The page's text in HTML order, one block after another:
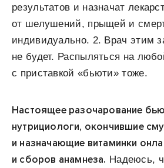
результатов и назначат
от шелушений, прыщей и
индивидуально. 2. Врач этим
не будет. Распыляться на
с приставкой «бьюти» тоже.
Настоящее разочарование
нутрициологи, окончившие
и назначающие витаминки
и сборов анамнеза. Надеюсь,